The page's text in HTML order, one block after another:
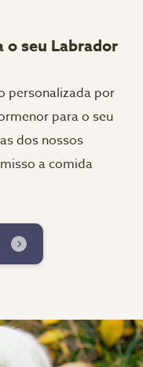
o seu Labrador
personalizada por
para o seu
dos nossos
a comida